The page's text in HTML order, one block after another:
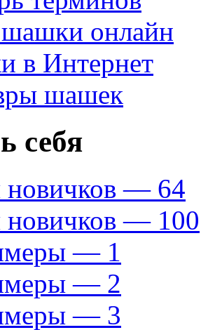
онлайн
в Интернет
шашек
себя
новичков — 64
новичков — 100
— 1
— 2
— 3